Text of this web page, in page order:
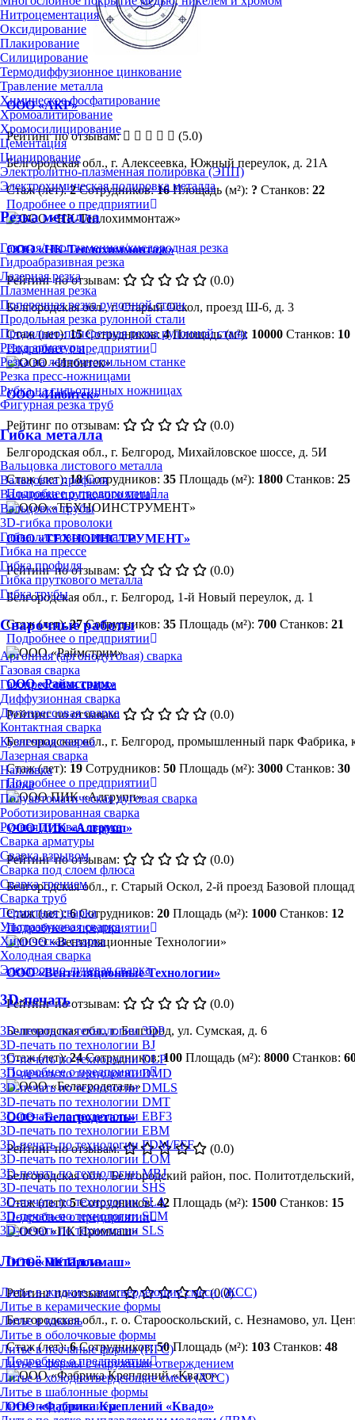
Нитроцементация
Оксидирование
Плакирование
Силицирование
Термодиффузионное цинкование
Травление металла
Химическое фосфатирование
Хромоалитирование
Хромосилицирование
Цементация
Цианирование
Электролитно-плазменная полировка (ЭПП)
Электрохимическая полировка металла
Резка металла
Газовая/газопламенная/кислородная резка
Гидроабразивная резка
Лазерная резка
Плазменная резка
Поперечная резка рулонной стали
Продольная резка рулонной стали
Продольно-поперечная резка рулонной стали
Резка арматуры
Резка на ленточнопильном станке
Резка пресс-ножницами
Рубка на гильотинных ножницах
Фигурная резка труб
Гибка металла
Вальцовка листового металла
Вальцовка профиля
Вальцовка пруткового металла
Вальцовка трубы
3D-гибка проволоки
Гибка листового металла
Гибка на прессе
Гибка профиля
Гибка пруткового металла
Гибка трубы
Сварочные работы
Аргонная (аргонодуговая) сварка
Газовая сварка
Газопрессовая сварка
Диффузионная сварка
Дугопрессовая сварка
Контактная сварка
Кузнечная сварка
Лазерная сварка
Наплавка
Пайка
Полуавтоматическая дуговая сварка
Роботизированная сварка
Ручная дуговая сварка
Сварка арматуры
Сварка взрывом
Сварка под слоем флюса
Сварка трением
Сварка труб
Термитная сварка
Ультразвуковая сварка
Химическая сварка
Холодная сварка
Электронно-лучевая сварка
3D-печать
3D-печать по технологии 3DP
3D-печать по технологии BJ
3D-печать по технологии DLP
3D-печать по технологии DMD
3D-печать по технологии DMLS
3D-печать по технологии DMT
3D-печать по технологии EBF3
3D-печать по технологии EBM
3D-печать по технологии FDM/FFF
3D-печать по технологии LOM
3D-печать по технологии MBJ
3D-печать по технологии SHS
3D-печать по технологии SLA
3D-печать по технологии SLM
3D-печать по технологии SLS
Литьё металла
Литье в жидкие самотвердеющие смеси (ЖСС)
Литье в керамические формы
Литье в кокиль
Литье в оболочковые формы
Литье в песчаные формы (ПГС)
Литье в формы с наружным отверждением
Литье в холоднотвердеющие смеси (ХТС)
Литье в шаблонные формы
Литье под давлением
ООО «АКР»
Рейтинг по отзывам:
(5.0)
Белгородская обл., г. Алексеевка, Южный переулок, д. 21А
Стаж (лет):2 Сотрудников:16 Площадь (м²): ? Станков: 22
Подробнее о предприятии
ООО «НК-Теплохиммонтаж»
Рейтинг по отзывам:
(0.0)
Белгородская обл., г. Старый Оскол, проезд Ш-6, д. 3
Стаж (лет):15 Сотрудников:4 Площадь (м²): 10000 Станков: 10
Подробнее о предприятии
ООО «Инбитек»
Рейтинг по отзывам:
(0.0)
Белгородская обл., г. Белгород, Михайловское шоссе, д. 5И
Стаж (лет):18 Сотрудников: 35 Площадь (м²): 1800 Станков: 25
Подробнее о предприятии
ООО «ТЕХНОИНСТРУМЕНТ»
Рейтинг по отзывам:
(0.0)
Белгородская обл., г. Белгород, 1-й Новый переулок, д. 1
Стаж (лет):27 Сотрудников: 35 Площадь (м²): 700 Станков: 21
Подробнее о предприятии
ООО «Раймстрим»
Рейтинг по отзывам:
(0.0)
Белгородская обл., г. Белгород, промышленный парк Фабрика,
Стаж (лет): 19 Сотрудников: 50 Площадь (м²): 3000 Станков: 30
Подробнее о предприятии
ООО ПИК «Алгрупп»
Рейтинг по отзывам:
(0.0)
Белгородская обл., г. Старый Оскол, 2-й проезд Базовой
Стаж (лет):6 Сотрудников: 20 Площадь (м²): 1000 Станков: 12
Подробнее о предприятии
ООО «Вентиляционные Технологии»
Рейтинг по отзывам:
(0.0)
Белгородская обл., г. Белгород, ул. Сумская, д. 6
Стаж (лет):24 Сотрудников:100 Площадь (м²): 8000 Станков:
Подробнее о предприятии
ООО «Белагродеталь»
Рейтинг по отзывам:
(0.0)
Белгородская обл., Белгородский район, пос.
Стаж (лет):5 Сотрудников:42 Площадь (м²): 1500 Станков: 15
Подробнее о предприятии
ООО «ПК Проммаш»
Рейтинг по отзывам:
(0.0)
Белгородская обл., г. о. Старооскольский, с. Незнамово, ул.
Стаж (лет):6 Сотрудников:50 Площадь (м²): 103 Станков: 48
Подробнее о предприятии
ООО «Фабрика Креплений «Квадо»